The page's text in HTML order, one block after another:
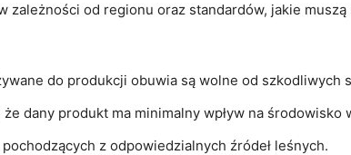
od regionu oraz standardów, jakie muszą
do produkcji obuwia są wolne od szkodliwych
dany produkt ma minimalny wpływ na środowisko
z odpowiedzialnych źródeł leśnych.